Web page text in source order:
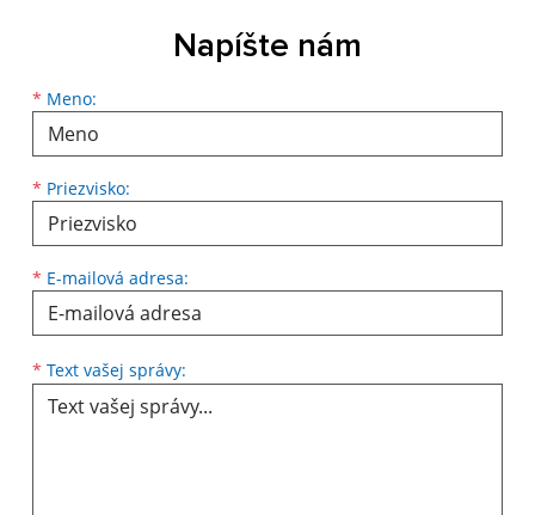
Napíšte nám
* Meno:
* Priezvisko:
* E-mailová adresa:
* Text vašej správy: